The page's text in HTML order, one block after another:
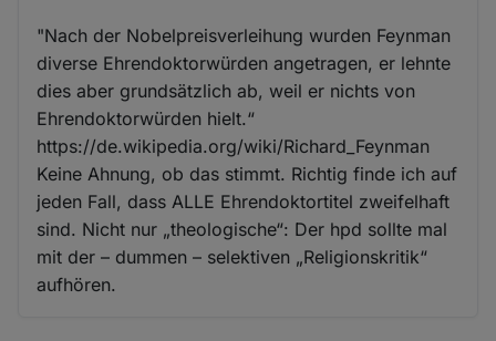
"Nach der Nobelpreisverleihung wurden Feynman
diverse Ehrendoktorwürden angetragen, er lehnte
dies aber grundsätzlich ab, weil er nichts von
Ehrendoktorwürden hielt.“
https://de.wikipedia.org/wiki/Richard_Feynman
Keine Ahnung, ob das stimmt. Richtig finde ich auf
jeden Fall, dass ALLE Ehrendoktortitel zweifelhaft
sind. Nicht nur „theologische“: Der hpd sollte mal
mit der – dummen – selektiven „Religionskritik“
aufhören.